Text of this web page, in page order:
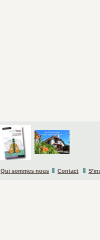
Qui sommes nous Contact